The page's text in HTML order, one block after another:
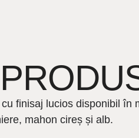
finisaj lucios disponibil în
mahon cireș și alb.